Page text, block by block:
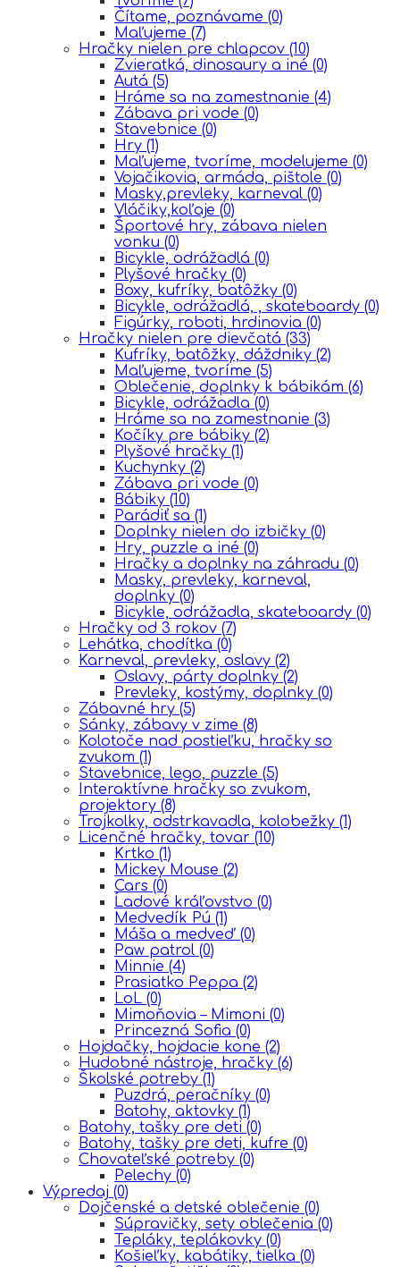
Čítame, poznávame (0)
Maľujeme (7)
Hračky nielen pre chlapcov (10)
Zvieratká, dinosaury a iné (0)
Autá (5)
Hráme sa na zamestnanie (4)
Zábava pri vode (0)
Stavebnice (0)
Hry (1)
Maľujeme, tvoríme, modelujeme (0)
Vojačikovia, armáda, pištole (0)
Masky,prevleky, karneval (0)
Vláčiky,koľaje (0)
Športové hry, zábava nielen
vonku (0)
Bicykle, odrážadlá (0)
Plyšové hračky (0)
Boxy, kufríky, batôžky (0)
Bicykle, odrážadlá, , skateboardy (0)
Figúrky, roboti, hrdinovia (0)
Hračky nielen pre dievčatá (33)
Kufríky, batôžky, dáždniky (2)
Maľujeme, tvoríme (5)
Oblečenie, doplnky k bábikám (6)
Bicykle, odrážadla (0)
Hráme sa na zamestnanie (3)
Kočíky pre bábiky (2)
Plyšové hračky (1)
Kuchynky (2)
Zábava pri vode (0)
Bábiky (10)
Parádiť sa (1)
Doplnky nielen do izbičky (0)
Hry, puzzle a iné (0)
Hračky a doplnky na záhradu (0)
Masky, prevleky, karneval,
doplnky (0)
Bicykle, odrážadla, skateboardy (0)
Hračky od 3 rokov (7)
Lehátka, chodítka (0)
Karneval, prevleky, oslavy (2)
Oslavy, párty doplnky (2)
Prevleky, kostýmy, doplnky (0)
Zábavné hry (5)
Sánky, zábavy v zime (8)
Kolotoče nad postieľku, hračky so
zvukom (1)
Stavebnice, lego, puzzle (5)
Interaktívne hračky so zvukom,
projektory (8)
Trojkolky, odstrkavadla, kolobežky (1)
Licenčné hračky, tovar (10)
Krtko (1)
Mickey Mouse (2)
Cars (0)
Ĺadové kráľovstvo (0)
Medvedík Pú (1)
Máša a medveď (0)
Paw patrol (0)
Minnie (4)
Prasiatko Peppa (2)
LoL (0)
Mimoňovia – Mimoni (0)
Princezná Sofia (0)
Hojdačky, hojdacie kone (2)
Hudobné nástroje, hračky (6)
Školské potreby (1)
Puzdrá, peračníky (0)
Batohy, aktovky (1)
Batohy, tašky pre deti (0)
Batohy, tašky pre deti, kufre (0)
Chovateľské potreby (0)
Pelechy (0)
Výpredaj (0)
Dojčenské a detské oblečenie (0)
Súpravičky, sety oblečenia (0)
Tepláky, teplákovky (0)
Košieľky, kabátiky, tielka (0)